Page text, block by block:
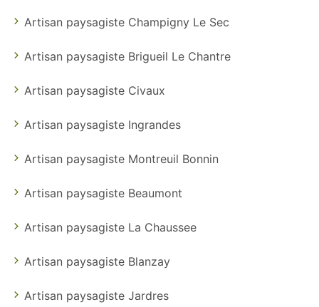
Artisan paysagiste Champigny Le Sec
Artisan paysagiste Brigueil Le Chantre
Artisan paysagiste Civaux
Artisan paysagiste Ingrandes
Artisan paysagiste Montreuil Bonnin
Artisan paysagiste Beaumont
Artisan paysagiste La Chaussee
Artisan paysagiste Blanzay
Artisan paysagiste Jardres